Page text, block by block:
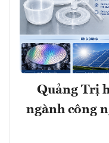
Quảng Trị
ngành công